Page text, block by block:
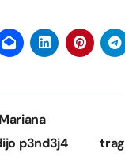
p3nd3j4